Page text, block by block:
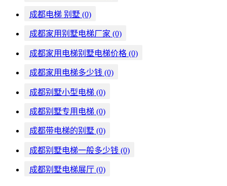
成都电梯 别墅(0)
成都家用别墅电梯厂家 (0)
成都家用电梯别墅电梯价格(0)
成都家用电梯多少钱 (0)
成都别墅小型电梯(0)
成都别墅专用电梯(0)
成都带电梯的别墅(0)
成都别墅电梯一般多少钱 (0)
成都别墅电梯展厅 (0)